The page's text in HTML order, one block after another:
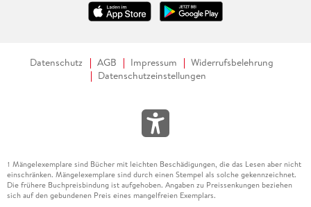
Datenschutz AGB Impressum
Widerrufsbelehrung
Datenschutzeinstellungen
1 Mängelexemplare sind Bücher mit leichten Beschädigungen, die das Lesen aber nicht
einschränken. Mängelexemplare sind durch einen Stempel als solche gekennzeichnet.
Die frühere Buchpreisbindung ist aufgehoben. Angaben zu Preissenkungen beziehen
sich auf den gebundenen Preis eines mangelfreien Exemplars.